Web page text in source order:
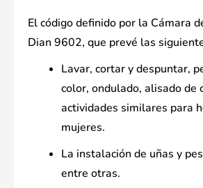
El código definido por la Cámara
Dian 9602, que prevé las
Lavar, cortar y despuntar,
color, ondulado, alisado de
actividades similares para
mujeres.
La instalación de uñas y
entre otras.